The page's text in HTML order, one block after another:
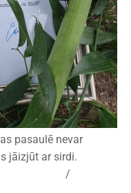
pasaulē nevar
jāizjūt ar sirdi.